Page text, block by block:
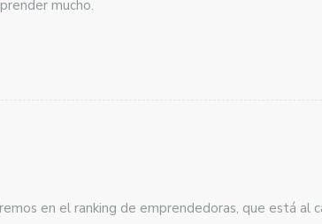
mucho.
en el ranking de emprendedoras, que está al